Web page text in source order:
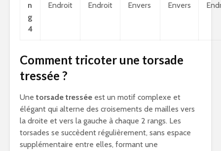
n
g
4
Endroit Endroit Envers Envers
Comment tricoter une torsade
tressée ?
Une torsade tressée est un motif complexe et
élégant qui alterne des croisements de mailles vers
la droite et vers la gauche à chaque 2 rangs. Les
torsades se succèdent régulièrement, sans espace
supplémentaire entre elles, formant une